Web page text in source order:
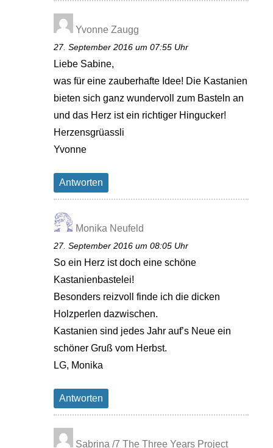
Yvonne Zaugg
27. September 2016 um 07:55 Uhr
Liebe Sabine,
was für eine zauberhafte Idee! Die Kastanien
bieten sich ganz wundervoll zum Basteln an
und das Herz ist ein richtiger Hingucker!
Herzensgrüassli
Yvonne
Antworten
Monika Neufeld
27. September 2016 um 08:05 Uhr
So ein Herz ist doch eine schöne
Kastanienbastelei!
Besonders reizvoll finde ich die dicken
Holzperlen dazwischen.
Kastanien sind jedes Jahr auf’s Neue ein
schöner Gruß vom Herbst.
LG, Monika
Antworten
Sabrina /7 The Three Years Project